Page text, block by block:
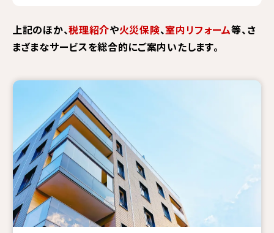
上記のほか、税理紹介や火災保険、室内リフォーム等、さ
まざまなサービスを総合的にご案内いたします。